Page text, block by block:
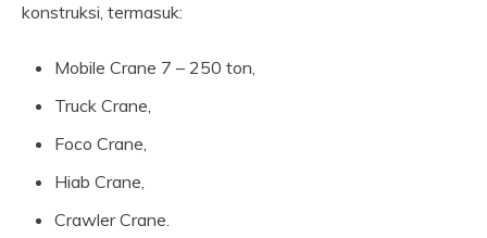
konstruksi, termasuk:
Mobile Crane 7 – 250 ton,
Truck Crane,
Foco Crane,
Hiab Crane,
Crawler Crane.